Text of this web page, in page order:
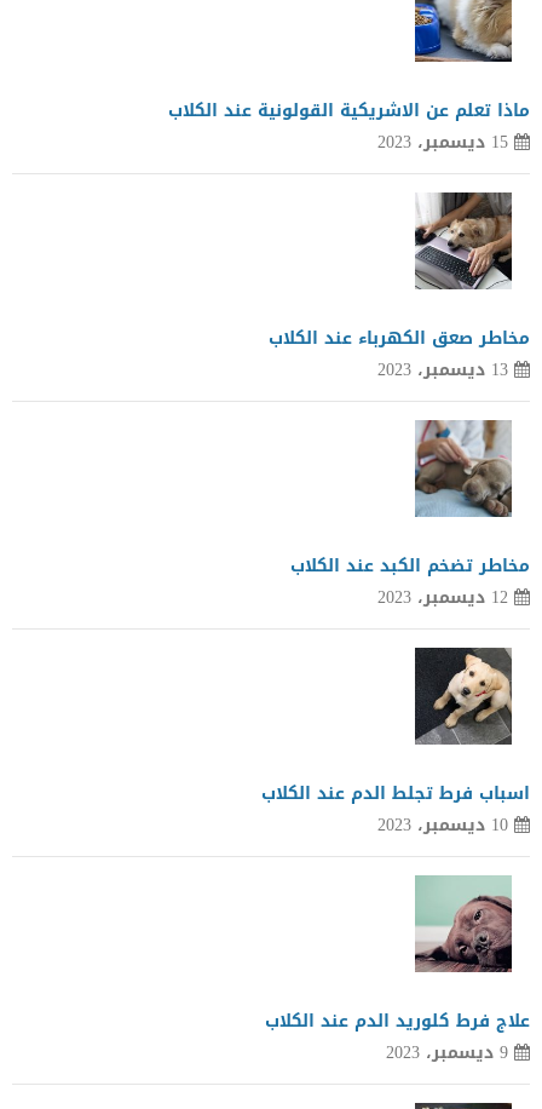
ماذا تعلم عن الاشريكية القولونية عند الكلاب
15 ديسمبر، 2023
مخاطر صعق الكهرباء عند الكلاب
13 ديسمبر، 2023
مخاطر تضخم الكبد عند الكلاب
12 ديسمبر، 2023
اسباب فرط تجلط الدم عند الكلاب
10 ديسمبر، 2023
علاج فرط كلوريد الدم عند الكلاب
9 ديسمبر، 2023